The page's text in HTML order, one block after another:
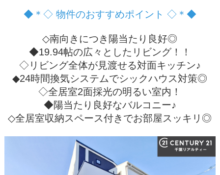
◆＊◇ 物件のおすすめポイント ◇＊◆
◇南向きにつき陽当たり良好◎
◆19.94帖の広々としたリビング！！
◇リビング全体が見渡せる対面キッチン♪
◆24時間換気システムでシックハウス対策◎
◇全居室2面採光の明るい室内！
◆陽当たり良好なバルコニー♪
◇全居室収納スペース付きでお部屋スッキリ◎